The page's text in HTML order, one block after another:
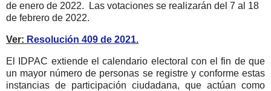
de enero de 2022. Las votaciones se realizarán del 7 al 18
de febrero de 2022.
Ver: Resolución 409 de 2021.
El IDPAC extiende el calendario electoral con el fin de que
un mayor número de personas se registre y conforme estas
instancias de participación ciudadana, que actúan como